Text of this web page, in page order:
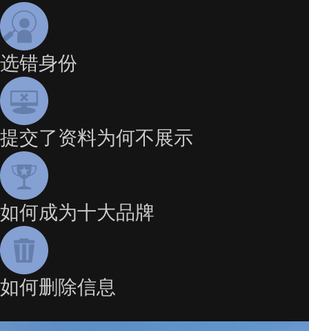
选错身份
提交了资料为何不展示
如何成为十大品牌
如何删除信息